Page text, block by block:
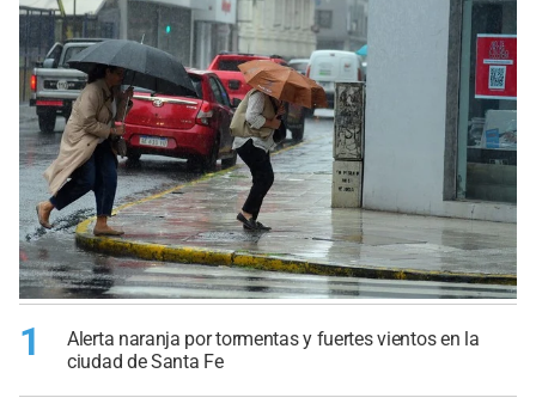
1
Alerta naranja por tormentas y fuertes vientos en la
ciudad de Santa Fe